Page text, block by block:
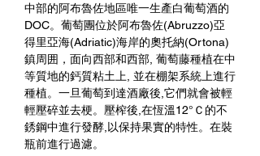
中部的阿布魯佐地區唯一生產白葡萄酒的
DOC。葡萄團位於阿布魯佐(Abruzzo)亞
得里亞海(Adriatic)海岸的奧托納(Ortona)
鎮周囲，面向西部和西部, 葡萄藤種植在中
等質地的鈣質粘土上, 並在棚架系統上進行
種植。一旦葡萄到達酒廠後,它們就會被輕
輕壓碎並去梗。壓榨後,在恆溫12°Ｃ的不
銹鋼中進行發酵,以保持果實的特性。在裝
瓶前進行過濾。